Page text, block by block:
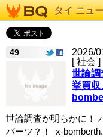
タイ ニュ
49
2026/
[ 社会 ]
世論調
挙買収
世論調査が明らかに！
バーツ？！ x-